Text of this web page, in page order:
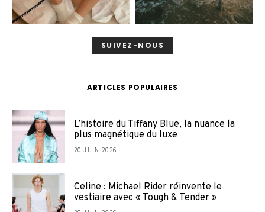
SUIVEZ-NOUS
ARTICLES POPULAIRES
L’histoire du Tiffany Blue, la nuance la
plus magnétique du luxe
20 JUIN 2026
Celine : Michael Rider réinvente le
vestiaire avec « Tough & Tender »